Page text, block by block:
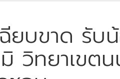
ยบขาด รับ
วิทยาเขต